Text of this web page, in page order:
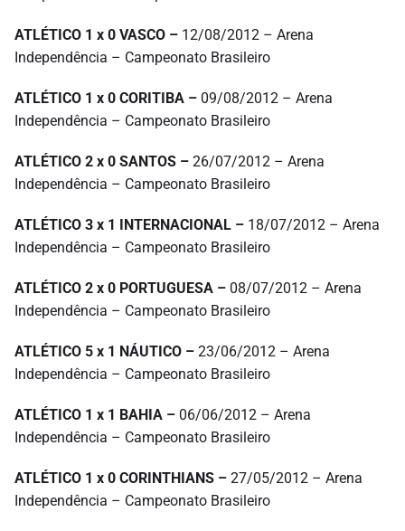
ATLÉTICO 1 x 0 VASCO – 12/08/2012 – Arena
Independência – Campeonato Brasileiro
ATLÉTICO 1 x 0 CORITIBA – 09/08/2012 – Arena
Independência – Campeonato Brasileiro
ATLÉTICO 2 x 0 SANTOS – 26/07/2012 – Arena
Independência – Campeonato Brasileiro
ATLÉTICO 3 x 1 INTERNACIONAL – 18/07/2012 – Arena
Independência – Campeonato Brasileiro
ATLÉTICO 2 x 0 PORTUGUESA – 08/07/2012 – Arena
Independência – Campeonato Brasileiro
ATLÉTICO 5 x 1 NÁUTICO – 23/06/2012 – Arena
Independência – Campeonato Brasileiro
ATLÉTICO 1 x 1 BAHIA – 06/06/2012 – Arena
Independência – Campeonato Brasileiro
ATLÉTICO 1 x 0 CORINTHIANS – 27/05/2012 – Arena
Independência – Campeonato Brasileiro